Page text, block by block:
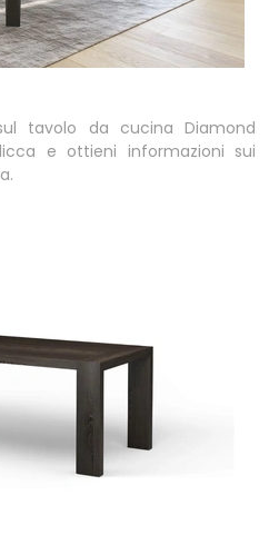
tavolo da cucina Diamond
e ottieni informazioni sui